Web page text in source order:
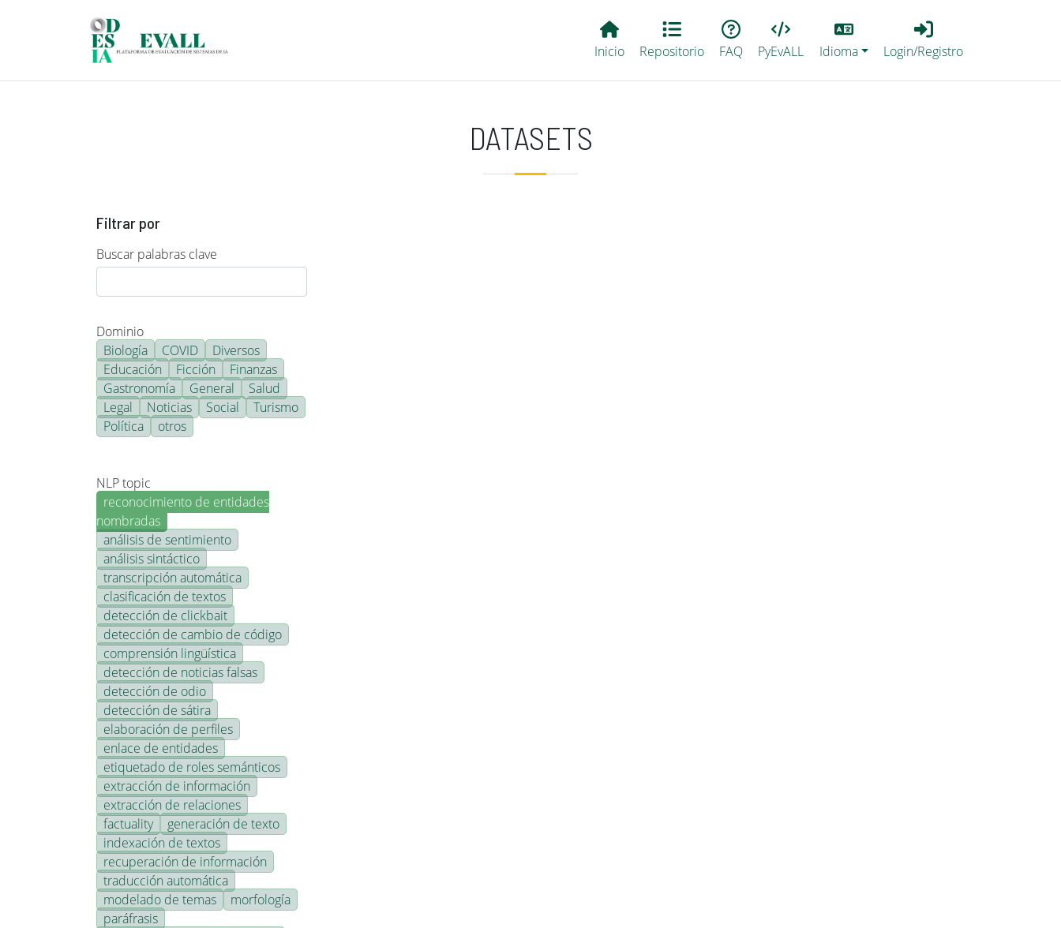
Main EvALL
Inicio Repositorio FAQ PyEvALL
Lang
Idioma
Login_Registro
Login/Registro
DATASETS
Filtrar por
Buscar palabras clave
Dominio
Biología
COVID
Diversos
Educación
Ficción
Finanzas
Gastronomía
General
Salud
Legal
Noticias Social
Turismo
Política
otros
NLP topic
reconocimiento de entidades
nombradas
análisis de sentimiento
análisis sintáctico
transcripción automática
clasificación de textos
detección de clickbait
detección de cambio de código
comprensión lingüística
detección de noticias falsas
detección de odio
detección de sátira
elaboración de perfiles
enlace de entidades
etiquetado de roles semánticos
extracción de información
extracción de relaciones
factuality
generación de texto
indexación de textos
recuperación de información
traducción automática
modelado de temas
morfología
paráfrasis